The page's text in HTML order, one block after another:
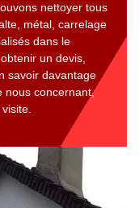
nettoyer tous
métal, carrelage
dans le
un devis,
savoir davantage
nous concernant,